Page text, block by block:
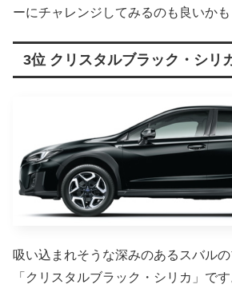
ーにチャレンジしてみるのも良いかも
3位 クリスタルブラック・シリ
吸い込まれそうな深みのあるスバル
「クリスタルブラック・シリカ」です